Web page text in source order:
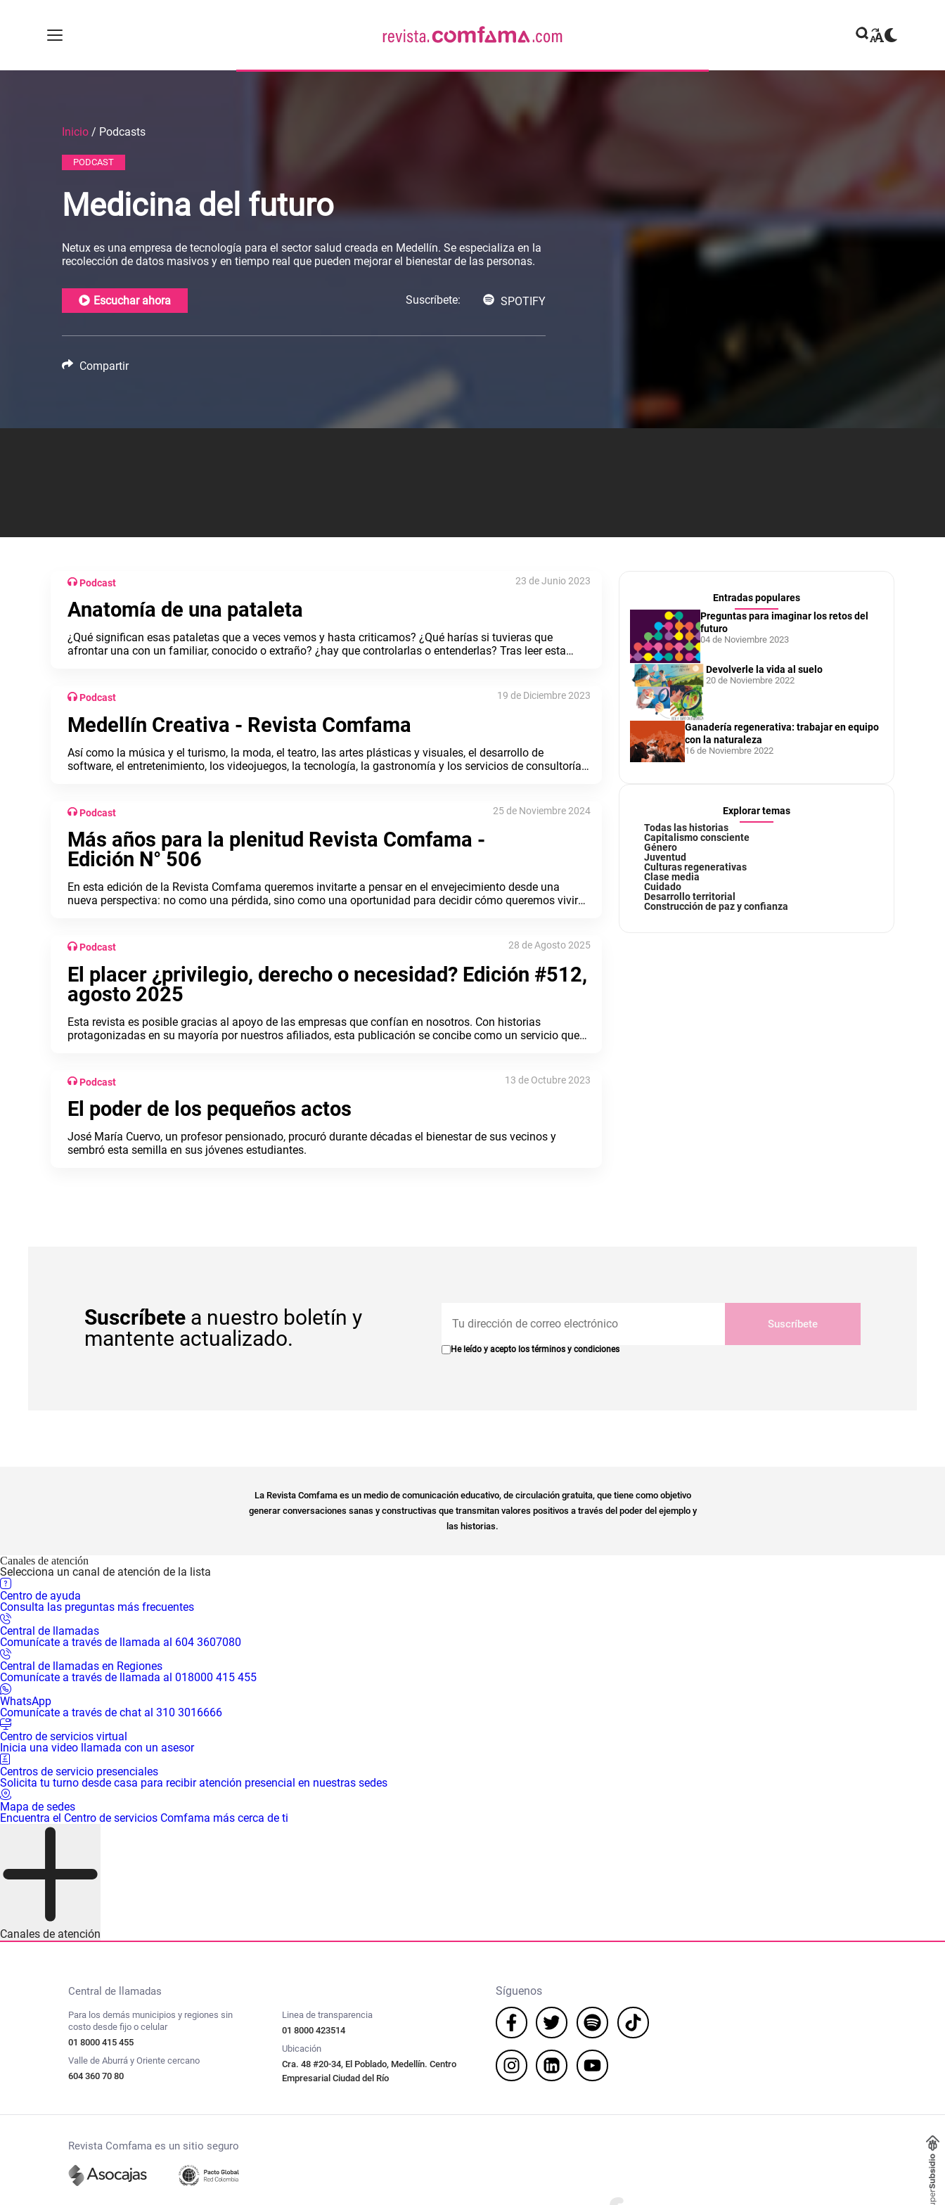
Inicio / Podcasts
PODCAST
Medicina del futuro
Netux es una empresa de tecnología para el sector salud creada en Medellín. Se especializa en la
recolección de datos masivos y en tiempo real que pueden mejorar el bienestar de las personas.
Escuchar ahora Suscríbete: SPOTIFY
Compartir
Podcast 23 de Junio 2023
Anatomía de una pataleta
¿Qué significan esas pataletas que a veces vemos y hasta criticamos? ¿Qué harías si tuvieras que
afrontar una con un familiar, conocido o extraño? ¿hay que controlarlas o entenderlas? Tras leer esta
Podcast 19 de Diciembre 2023
Medellín Creativa - Revista Comfama
Así como la música y el turismo, la moda, el teatro, las artes plásticas y visuales, el desarrollo de
software, el entretenimiento, los videojuegos, la tecnología, la gastronomía y los servicios de consultoría;
usando la etiqueta #MedellínCreativa y encuentra más contenidos revista.comfama.com
Podcast 25 de Noviembre 2024
Más años para la plenitud Revista Comfama -
Edición N° 506
En esta edición de la Revista Comfama queremos invitarte a pensar en el envejecimiento desde una
nueva perspectiva: no como una pérdida, sino como una oportunidad para decidir cómo queremos vivir
Podcast 28 de Agosto 2025
El placer ¿privilegio, derecho o necesidad? Edición #512,
agosto 2025
Esta revista es posible gracias al apoyo de las empresas que confían en nosotros. Con historias
protagonizadas en su mayoría por nuestros afiliados, esta publicación se concibe como un servicio que
Podcast 13 de Octubre 2023
El poder de los pequeños actos
José María Cuervo, un profesor pensionado, procuró durante décadas el bienestar de sus vecinos y
sembró esta semilla en sus jóvenes estudiantes.
Entradas populares
Preguntas para imaginar los retos del
futuro
04 de Noviembre 2023
Devolverle la vida al suelo
20 de Noviembre 2022
Ganadería regenerativa: trabajar en equipo
con la naturaleza
16 de Noviembre 2022
Explorar temas
Todas las historias
Capitalismo consciente
Género
Juventud
Culturas regenerativas
Clase media
Cuidado
Desarrollo territorial
Construcción de paz y confianza
Suscríbete a nuestro boletín y
mantente actualizado.
Suscríbete
He leído y acepto los términos y condiciones
La Revista Comfama es un medio de comunicación educativo, de circulación gratuita, que tiene como objetivo
generar conversaciones sanas y constructivas que transmitan valores positivos a través del poder del ejemplo y
las historias.
Canales de atención
Selecciona un canal de atención de la lista
Centro de ayuda
Consulta las preguntas más frecuentes
Central de llamadas
Comunícate a través de llamada al 604 3607080
Central de llamadas en Regiones
Comunícate a través de llamada al 018000 415 455
WhatsApp
Comunícate a través de chat al 310 3016666
Centro de servicios virtual
Inicia una video llamada con un asesor
Centros de servicio presenciales
Solicita tu turno desde casa para recibir atención presencial en nuestras sedes
Mapa de sedes
Encuentra el Centro de servicios Comfama más cerca de ti
Canales de atención
Central de llamadas
Para los demás municipios y regiones sin
costo desde fijo o celular
01 8000 415 455
Valle de Aburrá y Oriente cercano
604 360 70 80
Linea de transparencia
01 8000 423514
Ubicación
Cra. 48 #20-34, El Poblado, Medellín. Centro
Empresarial Ciudad del Río
Síguenos
Revista Comfama es un sitio seguro